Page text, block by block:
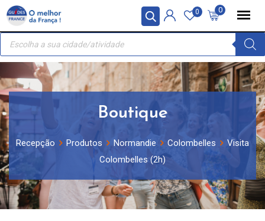
Painel de Gerenciamento de Cookies
Skip
content
0
0
Recherche
produits
Boutique
Recepção Produtos Normandie Colombelles
Visita
Colombelles (2h)